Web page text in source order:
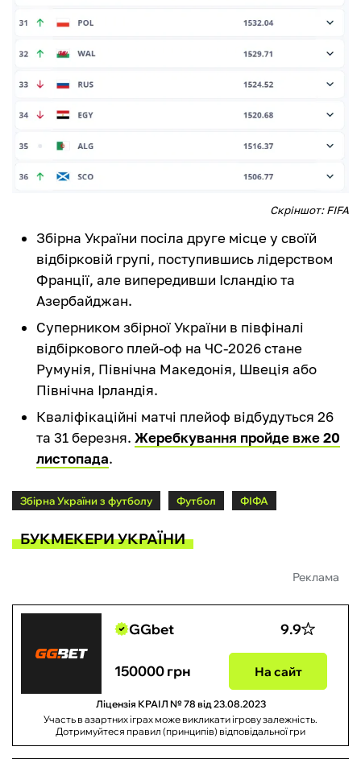
Скріншот: FIFA
Збірна України посіла друге місце у своїй
відбірковій групі, поступившись лідерством
Франції, але випередивши Ісландію та
Азербайджан.
Суперником збірної України в півфіналі
відбіркового плей-оф на ЧС-2026 стане
Румунія, Північна Македонія, Швеція або
Північна Ірландія.
Кваліфікаційні матчі плейоф відбудуться 26
та 31 березня. Жеребкування пройде вже 20
листопада.
Збірна України з футболу Футбол ФІФА
БУКМЕКЕРИ УКРАЇНИ
Реклама
GGbet 9.9
150000 грн На сайт
Ліцензія КРАІЛ № 78 від 23.08.2023
Участь в азартних іграх може викликати ігрову залежність.
Дотримуйтеся правил (принципів) відповідальної гри